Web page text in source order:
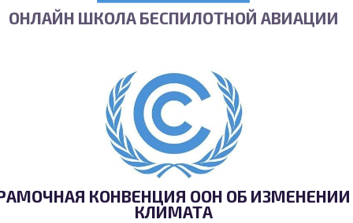
ОНЛАЙН ШКОЛА БЕСПИЛОТНОЙ АВИАЦИИ
КОНВЕНЦИЯ ООН ОБ ИЗМЕНЕНИИ
КЛИМАТА